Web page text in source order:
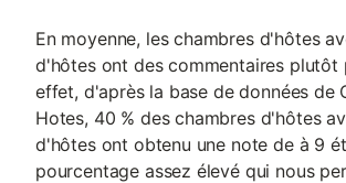
En moyenne, les chambres d'hôtes
d'hôtes ont des commentaires plutôt
effet, d'après la base de données de
Hotes, 40 % des chambres d'hôtes
d'hôtes ont obtenu une note de à 9
pourcentage assez élevé qui nous